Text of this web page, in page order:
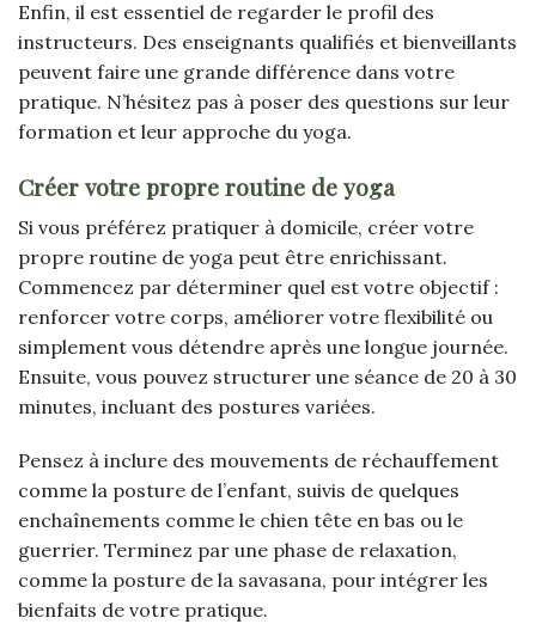
Enfin, il est essentiel de regarder le profil des
instructeurs. Des enseignants qualifiés et bienveillants
peuvent faire une grande différence dans votre
pratique. N’hésitez pas à poser des questions sur leur
formation et leur approche du yoga.
Créer votre propre routine de yoga
Si vous préférez pratiquer à domicile, créer votre
propre routine de yoga peut être enrichissant.
Commencez par déterminer quel est votre objectif :
renforcer votre corps, améliorer votre flexibilité ou
simplement vous détendre après une longue journée.
Ensuite, vous pouvez structurer une séance de 20 à 30
minutes, incluant des postures variées.
Pensez à inclure des mouvements de réchauffement
comme la posture de l’enfant, suivis de quelques
enchaînements comme le chien tête en bas ou le
guerrier. Terminez par une phase de relaxation,
comme la posture de la savasana, pour intégrer les
bienfaits de votre pratique.